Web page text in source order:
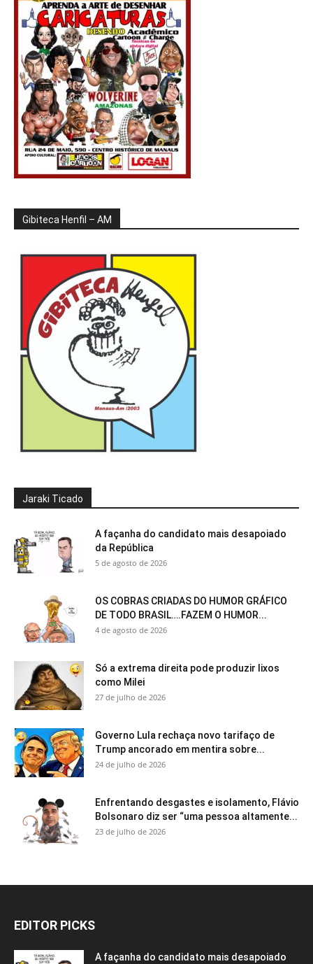
Gibiteca Henfil – AM
Jaraki Ticado
A façanha do candidato mais desapoiado
da República
5 de agosto de 2026
OS COBRAS CRIADAS DO HUMOR GRÁFICO
DE TODO BRASIL….FAZEM O HUMOR...
4 de agosto de 2026
Só a extrema direita pode produzir lixos
como Milei
27 de julho de 2026
Governo Lula rechaça novo tarifaço de
Trump ancorado em mentira sobre...
24 de julho de 2026
Enfrentando desgastes e isolamento, Flávio
Bolsonaro diz ser “uma pessoa altamente...
23 de julho de 2026
EDITOR PICKS
A façanha do candidato mais desapoiado